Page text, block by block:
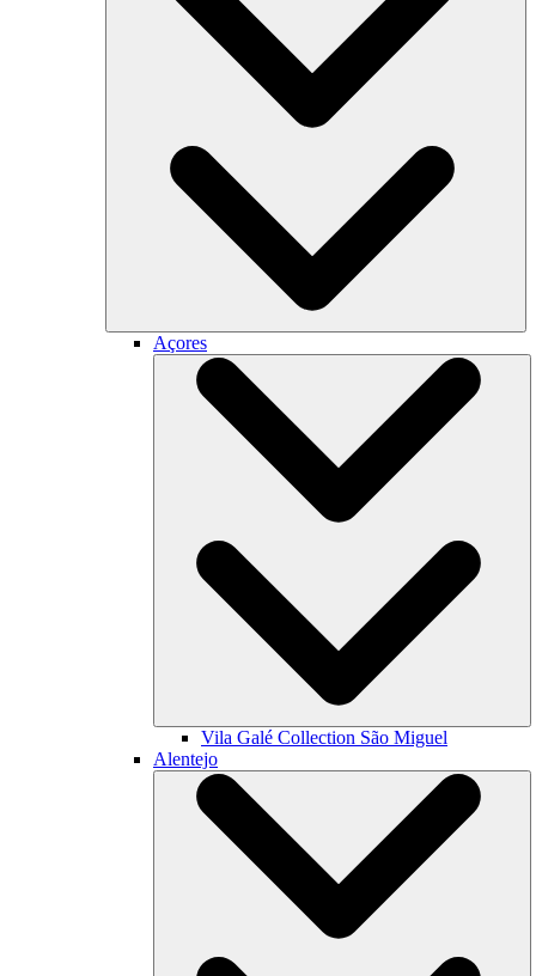
Açores
Vila Galé Collection São Miguel
Alentejo